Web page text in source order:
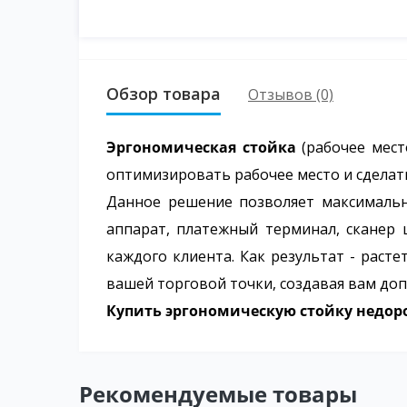
Обзор товара Отзывов (0)
Эргономическая стойка (рабочее
оптимизировать рабочее место и
Данное решение позволяет
аппарат, платежный терминал,
каждого клиента. Как результат -
вашей торговой точки, создавая вам
Купить эргономическую стойку
Рекомендуемые товары